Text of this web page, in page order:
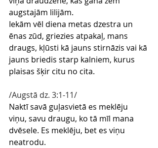
augstajām lilijām.
Iekām vēl diena metas dzestra un
ēnas zūd, griezies atpakaļ, mans
draugs, kļūsti kā jauns stirnāzis vai kā
jauns briedis starp kalniem, kurus
plaisas šķir citu no cita.
/Augstā dz. 3:1-11/
Naktī savā guļasvietā es meklēju
viņu, savu draugu, ko tā mīl mana
dvēsele. Es meklēju, bet es viņu
neatrodu.